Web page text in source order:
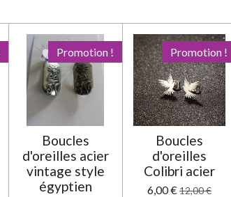
s s s s
Promotion !
Boucles
d'oreilles acier
vintage style
égyptien
Promotion !
Boucles
d'oreilles
Colibri acier
6,00 €12,00 €